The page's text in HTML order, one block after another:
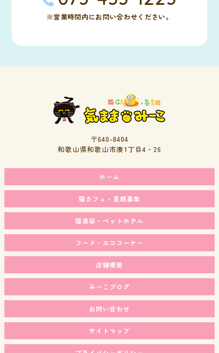
※営業時間内にお問い合わせください。
〒640-8404
和歌山県和歌山市湊1丁目4‐26
ホーム
猫カフェ・里親募集
猫美容・ペットホテル
フード・エココーナー
店舗概要
みーこブログ
お問い合わせ
サイトマップ